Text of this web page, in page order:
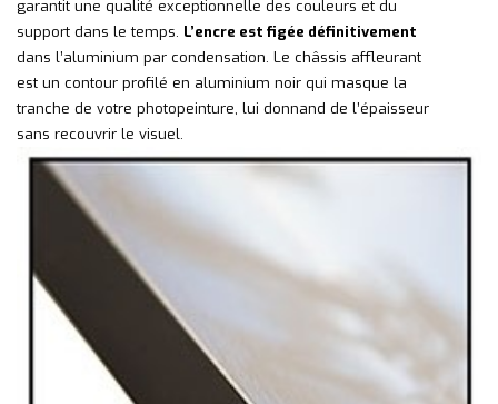
garantit une qualité exceptionnelle des couleurs et du
support dans le temps. L’encre est figée définitivement
dans l’aluminium par condensation. Le châssis affleurant
est un contour profilé en aluminium noir qui masque la
tranche de votre photopeinture, lui donnand de l’épaisseur
sans recouvrir le visuel.